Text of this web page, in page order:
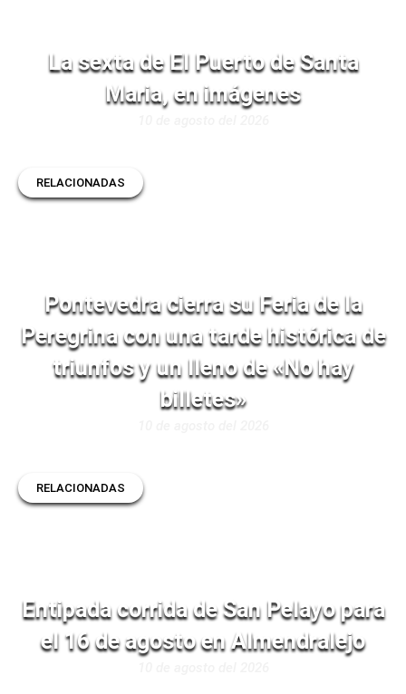
La sexta de El Puerto de Santa
Maria, en imágenes
RELACIONADAS
Pontevedra cierra su Feria de la
Peregrina con una tarde histórica de
triunfos y un lleno de «No hay
billetes»
RELACIONADAS
Entipada corrida de San Pelayo para
el 16 de agosto en Almendralejo